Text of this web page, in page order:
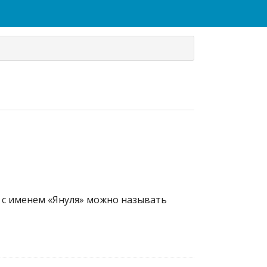
именем «Януля» можно называть